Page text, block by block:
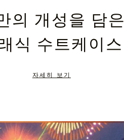
의 개성을 담은
식 수트케이스
자세히 보기